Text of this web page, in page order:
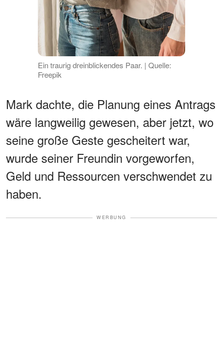
Ein traurig dreinblickendes Paar. | Quelle:
Freepik
Mark dachte, die Planung eines Antrags
wäre langweilig gewesen, aber jetzt, wo
seine große Geste gescheitert war,
wurde seiner Freundin vorgeworfen,
Geld und Ressourcen verschwendet zu
haben.
WERBUNG